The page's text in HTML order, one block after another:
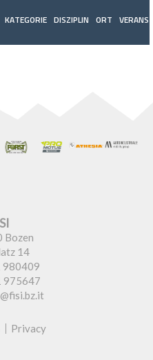
KATEGORIE DISZIPLIN ORT
Bozen
14
980409
975647
Privacy